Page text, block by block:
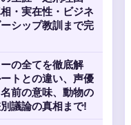
・実在性・ビジネ
シップ教訓まで完
の全てを徹底解
トとの違い、声優
前の意味、動物の
議論の真相まで!